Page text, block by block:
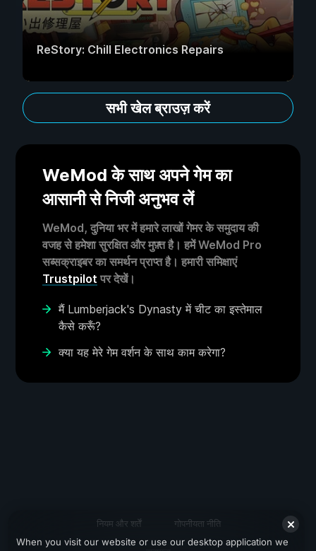
ReStory: Chill Electronics Repairs
सभी खेल ब्राउज़ करें
WeMod के साथ अपने गेम का
आसानी से निजी अनुभव लें
WeMod, दुनिया भर में हमारे लाखों गेमर के समुदाय की
वजह से हमेशा सुरक्षित और मुफ़्त है। हमें WeMod Pro
सब्सक्राइबर का समर्थन प्राप्त है। हमारी समिक्षाएं
Trustpilot पर देखें।
मैं Lumberjack's Dynasty में चीट का इस्तेमाल
कैसे करूँ?
क्या यह मेरे गेम वर्शन के साथ काम करेगा?
नियम और शर्तें गोपनीयता नीति
When you visit our website or use our desktop application we